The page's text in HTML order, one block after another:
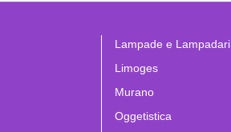
Lampade e Lampadari
Limoges
Murano
Oggetistica